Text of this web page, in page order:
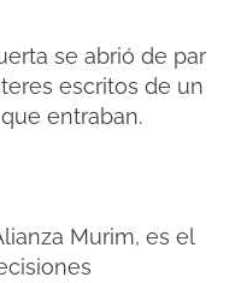
se abrió de par
escritos de un
entraban.
Murim, es el